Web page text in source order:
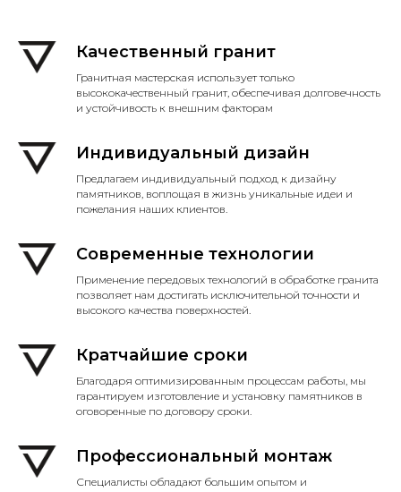
Качественный гранит
Гранитная мастерская использует только
высококачественный гранит, обеспечивая долговечность
и устойчивость к внешним факторам
Индивидуальный дизайн
Предлагаем индивидуальный подход к дизайну
памятников, воплощая в жизнь уникальные идеи и
пожелания наших клиентов.
Современные технологии
Применение передовых технологий в обработке гранита
позволяет нам достигать исключительной точности и
высокого качества поверхностей.
Кратчайшие сроки
Благодаря оптимизированным процессам работы, мы
гарантируем изготовление и установку памятников в
оговоренные по договору сроки.
Профессиональный монтаж
Специалисты обладают большим опытом и